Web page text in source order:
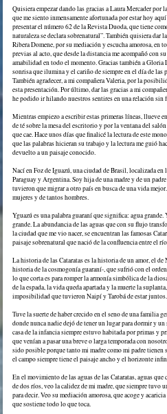
Quisiera empezar dando las gracias a Laura Mercader por
que me siento inmensamente afortunada por estar hoy
presentar el número 62 de la Revista Duoda, que tiene
naturaleza se declara sobrenatural”. También quisiera dar
Ribera Domene, por su mediación y escucha amorosa, en
previas al acto, que desde la distancia me acompañó con
amabilidad en todo el momento. Gracias también a Gloria
sonrisa que ilumina y el cariño de siempre en el día de las
También agradecer, a mi compañera Valeria, por la
esta presentación. Por último, dar las gracias a mi
he podido ir hilando nuestros sentires en una relación sin
Mientras empiezo a escribir estas primeras líneas, llueve
de té sobre la mesa del escritorio y por la ventana del
que cae. Hace unos días que finalicé la lectura de este
que las palabras hicieran su trabajo y la lectura me guió
devuelto a un paisaje conocido.
Nací en Foz de Iguazú, una ciudad de Brasil, localizada en
Paraguay y Argentina. Soy hija de una madre y de un
tuvieron que migrar a otro país en busca de una vida
mujeres y de tantos hombres.
Yguazú es una palabra guaraní que significa: agua grande.
grande. La abundancia de las aguas que con su flujo
la ciudad que me vio nacer, se encuentran las famosas
paisaje sobrenatural que nació de la confluencia entre el
La historia de las Cataratas es la historia de un amor, el de
historia de la cosmogonía guaraní-, que sufrió con el
lo que corta es para romper la armonía simbólica de la
de la espada, la vida queda apartada y la muerte la
imposibilidad que tuvieron Naipí y Tarobá de estar juntos.
Tuve la suerte de haber crecido en el seno de una familia
donde nunca nadie dejó de tener un lugar para dormir y
casa de la infancia siempre estuvo habitada por primas y
que venían a pasar una breve o larga temporada con
sido posible porque tanto mi madre como mi padre tienen
el campo siempre tiene el paisaje ancho y el horizonte
En el movimiento de las aguas de las Cataratas, aguas
de dos ríos, veo la calidez de mi madre, que siempre tuvo
para decir. Veo su mediación amorosa, que acoge y
que sostiene todo lo que toca.